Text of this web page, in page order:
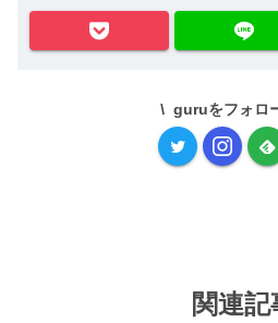
guruをフォロ
関連記